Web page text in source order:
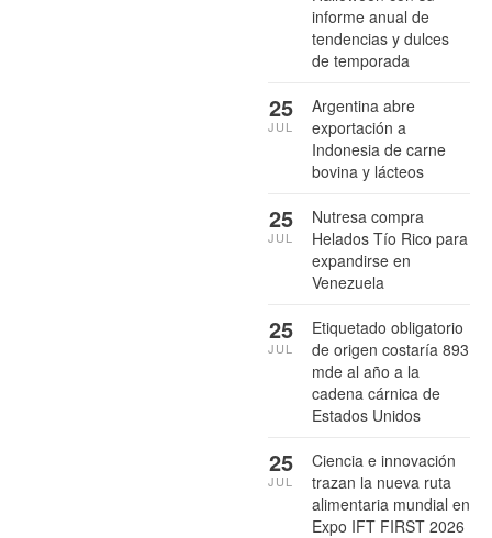
informe anual de
tendencias y dulces
de temporada
Argentina abre
exportación a
Indonesia de carne
bovina y lácteos
25
JUL
Nutresa compra
Helados Tío Rico para
expandirse en
Venezuela
25
JUL
Etiquetado obligatorio
de origen costaría 893
mde al año a la
cadena cárnica de
Estados Unidos
25
JUL
Ciencia e innovación
trazan la nueva ruta
alimentaria mundial en
Expo IFT FIRST 2026
25
JUL